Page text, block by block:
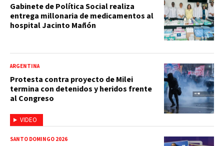
Gabinete de Política Social realiza
entrega millonaria de medicamentos al
hospital Jacinto Mañón
VIDEO
ARGENTINA
Protesta contra proyecto de Milei
termina con detenidos y heridos frente
al Congreso
SANTO DOMINGO 2026